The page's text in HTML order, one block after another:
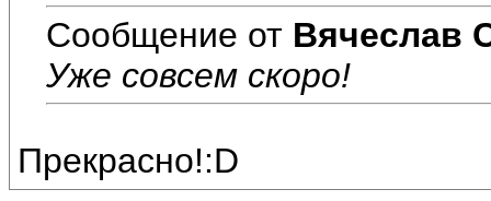
Сообщение от Вячеслав
Уже совсем скоро!
Прекрасно!:D